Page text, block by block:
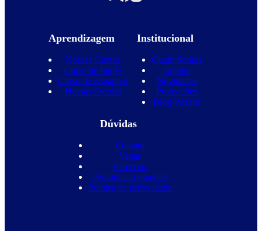
Aprendizagem
Nossos Cursos
Curso de Inglês
Curso de Espanhol
Nossas Escolas
Institucional
Quem Somos
Equipe
Novidades
Promoções
Blog Wizard
Dúvidas
Contato
Vagas
Parcerias
Perguntas frequentes
Política de privacidade